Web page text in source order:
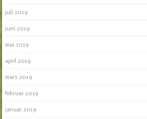
juli 2019
juni 2019
mai 2019
april 2019
mars 2019
februar 2019
januar 2019